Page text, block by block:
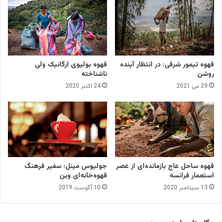
ی
س
ی
ا
س
ت‌
ه
ا
ی
م
ح
د
و
د‌
ک
ن
ن
د
د
قهوه تیمور شرقی: در انتظار آینده
روشن
29 می 2021
قهوه بولیوی ارگانیک ولی
ناشناخته
24 اکتبر 2020
قهوه ساحل عاج بازمانده‌ای از عصر
استعمار فرانسه
13 سپتامبر 2020
جولیوس مینل: سفیر فرهنگ
قهوه‌خانه‌ای وین
10 آگوست 2019